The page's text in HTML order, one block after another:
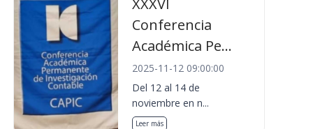
XXXVI
Conferencia
Académica Pe...
2025-11-12 09:00:00
Del 12 al 14 de
noviembre en n...
Leer más